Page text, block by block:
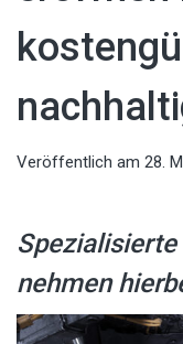
Veröffentlich am 28.
nehmen